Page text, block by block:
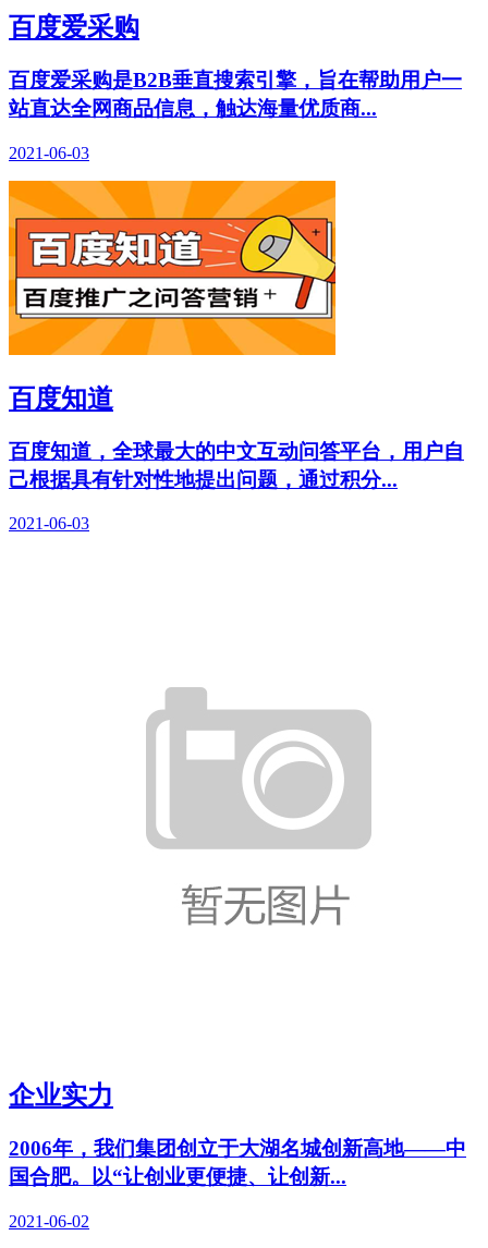
百度爱采购
百度爱采购是B2B垂直搜索引擎，旨在帮助用户一
站直达全网商品信息，触达海量优质商...
2021-06-03
百度知道
百度知道，全球最大的中文互动问答平台，用户自
己根据具有针对性地提出问题，通过积分...
2021-06-03
企业实力
2006年，我们集团创立于大湖名城创新高地——中
国合肥。以“让创业更便捷、让创新...
2021-06-02